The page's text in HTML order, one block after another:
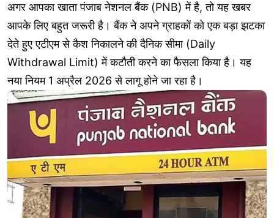
अगर आपका खाता पंजाब नेशनल बैंक (PNB) में है, तो यह खबर
आपके लिए बहुत जरूरी है। बैंक ने अपने ग्राहकों को एक बड़ा झटका
देते हुए एटीएम से कैश निकालने की दैनिक सीमा (Daily
Withdrawal Limit) में कटौती करने का फैसला किया है। यह
नया नियम 1 अप्रैल 2026 से लागू होने जा रहा है।